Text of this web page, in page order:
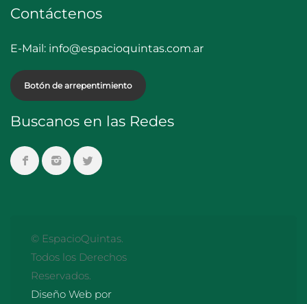
Contáctenos
E-Mail: info@espacioquintas.com.ar
Botón de arrepentimiento
Buscanos en las Redes
© EspacioQuintas.
Todos los Derechos
Reservados.
Diseño Web por